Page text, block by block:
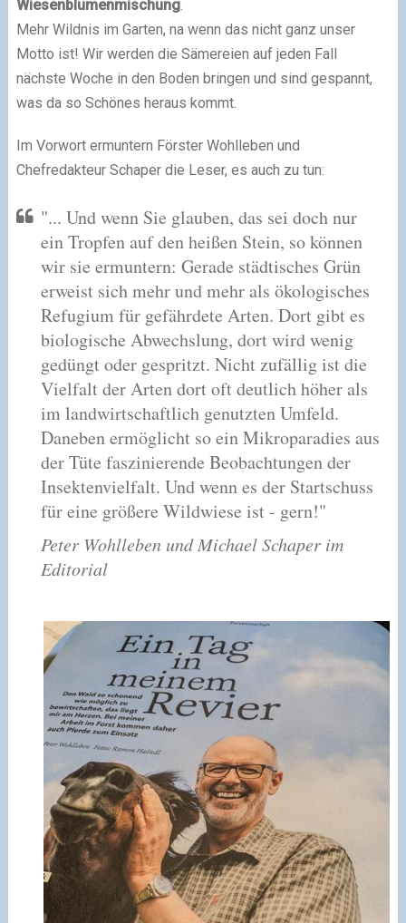
Wiesenblumenmischung.
Mehr Wildnis im Garten, na wenn das nicht ganz unser
Motto ist! Wir werden die Sämereien auf jeden Fall
nächste Woche in den Boden bringen und sind gespannt,
was da so Schönes heraus kommt.
Im Vorwort ermuntern Förster Wohlleben und
Chefredakteur Schaper die Leser, es auch zu tun:
"... Und wenn Sie glauben, das sei doch nur
ein Tropfen auf den heißen Stein, so können
wir sie ermuntern: Gerade städtisches Grün
erweist sich mehr und mehr als ökologisches
Refugium für gefährdete Arten. Dort gibt es
biologische Abwechslung, dort wird wenig
gedüngt oder gespritzt. Nicht zufällig ist die
Vielfalt der Arten dort oft deutlich höher als
im landwirtschaftlich genutzten Umfeld.
Daneben ermöglicht so ein Mikroparadies aus
der Tüte faszinierende Beobachtungen der
Insektenvielfalt. Und wenn es der Startschuss
für eine größere Wildwiese ist - gern!"
Peter Wohlleben und Michael Schaper im
Editorial